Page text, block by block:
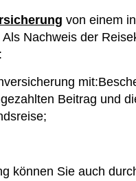
von einem
Nachweis der
Beitrag und
können Sie auch